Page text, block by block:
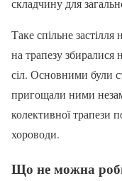
складчину для
Таке спільне
на трапезу збиралися
сіл. Основними були
пригощали ними
колективної трапези
хороводи.
Що не можна